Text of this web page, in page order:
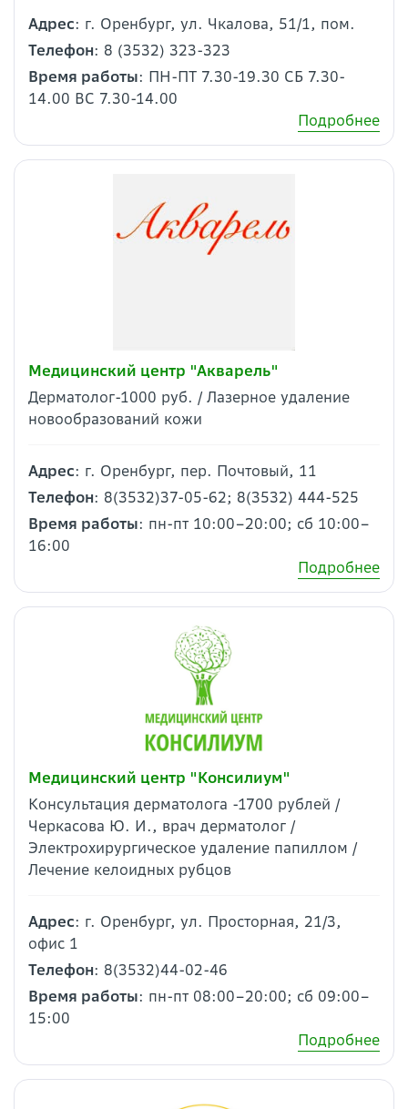
Адрес: г. Оренбург, ул. Чкалова, 51/1, пом.
Телефон: 8 (3532) 323-323
Время работы: ПН-ПТ 7.30-19.30 СБ 7.30-
14.00 ВС 7.30-14.00
Подробнее
Медицинский центр "Акварель"
Дерматолог-1000 руб. / Лазерное удаление
новообразований кожи
Адрес: г. Оренбург, пер. Почтовый, 11
Телефон: 8(3532)37-05-62; 8(3532) 444-525
Время работы: пн-пт 10:00–20:00; сб 10:00–
16:00
Подробнее
Медицинский центр "Консилиум"
Консультация дерматолога -1700 рублей /
Черкасова Ю. И., врач дерматолог /
Электрохирургическое удаление папиллом /
Лечение келоидных рубцов
Адрес: г. Оренбург, ул. Просторная, 21/3,
офис 1
Телефон: 8(3532)44-02-46
Время работы: пн-пт 08:00–20:00; сб 09:00–
15:00
Подробнее